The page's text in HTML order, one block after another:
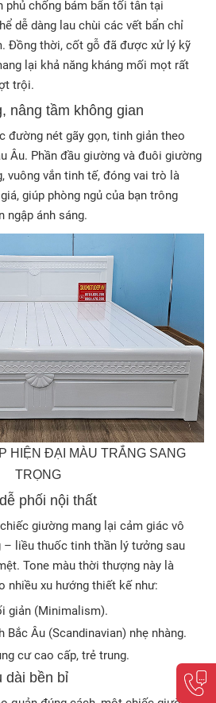
phủ chống bám bẩn tối tân tại
dễ dàng lau chùi các vết bẩn chỉ
Đồng thời, cốt gỗ đã được xử lý kỹ
lại khả năng kháng mối mọt rất
trội.
nâng tầm không gian
đường nét gãy gọn, tinh giản theo
Âu. Phần đầu giường và đuôi giường
vuông vắn tinh tế, đóng vai trò là
giúp phòng ngủ của bạn trông
ngập ánh sáng.
HIỆN ĐẠI MÀU TRẮNG SANG
TRỌNG
phối nội thất
giường mang lại cảm giác vô
– liều thuốc tinh thần lý tưởng sau
. Tone màu thời thượng này là
nhiều xu hướng thiết kế như:
giản (Minimalism).
Bắc Âu (Scandinavian) nhẹ nhàng.
cư cao cấp, trẻ trung.
dài bền bỉ